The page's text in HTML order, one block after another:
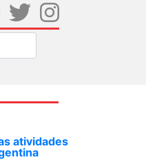
Dia de
Cuba em